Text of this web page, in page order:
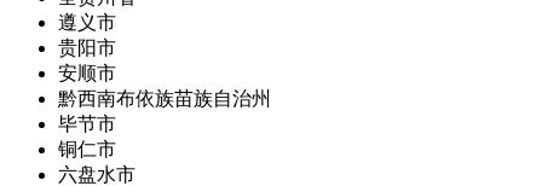
遵义市
贵阳市
安顺市
黔西南布依族苗族自治州
毕节市
铜仁市
六盘水市